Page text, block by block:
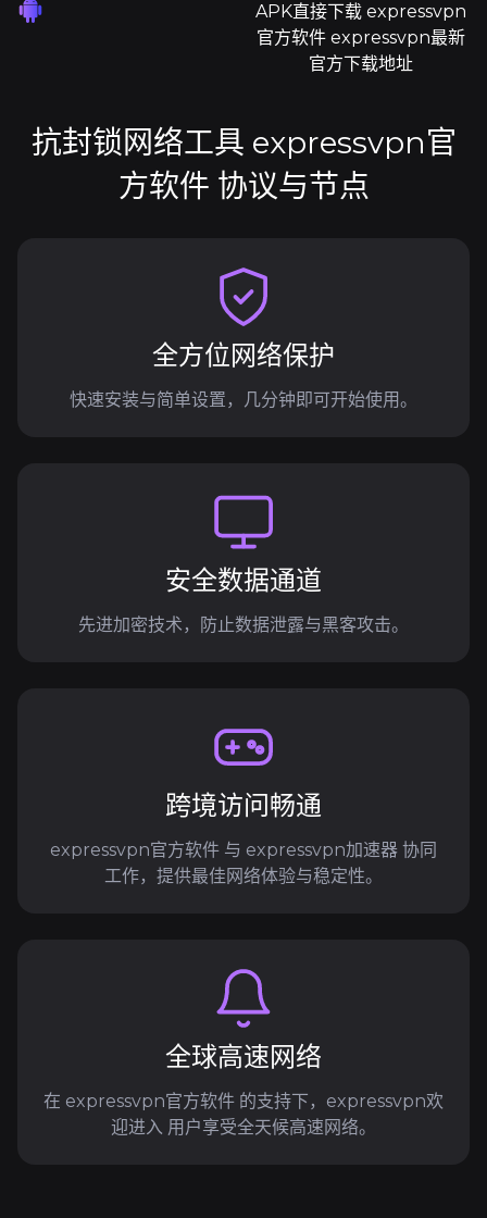
APK直接下载 expressvpn
官方软件 expressvpn最新
官方下载地址
抗封锁网络工具 expressvpn官
方软件 协议与节点
全方位网络保护
快速安装与简单设置，几分钟即可开始使用。
安全数据通道
先进加密技术，防止数据泄露与黑客攻击。
跨境访问畅通
expressvpn官方软件 与 expressvpn加速器 协同
工作，提供最佳网络体验与稳定性。
全球高速网络
在 expressvpn官方软件 的支持下，expressvpn欢
迎进入 用户享受全天候高速网络。